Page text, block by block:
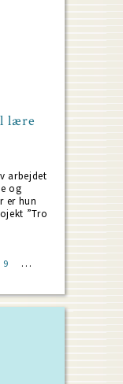
lære
arbejdet
og
er hun
”Tro
Page
9 …